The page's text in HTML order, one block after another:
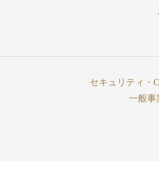
セキュリティ・
一般事